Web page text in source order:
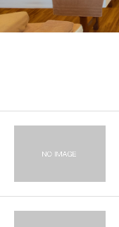
スタッフ